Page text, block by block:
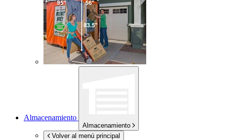
Almacenamiento
Almacenamiento
Volver al menú principal